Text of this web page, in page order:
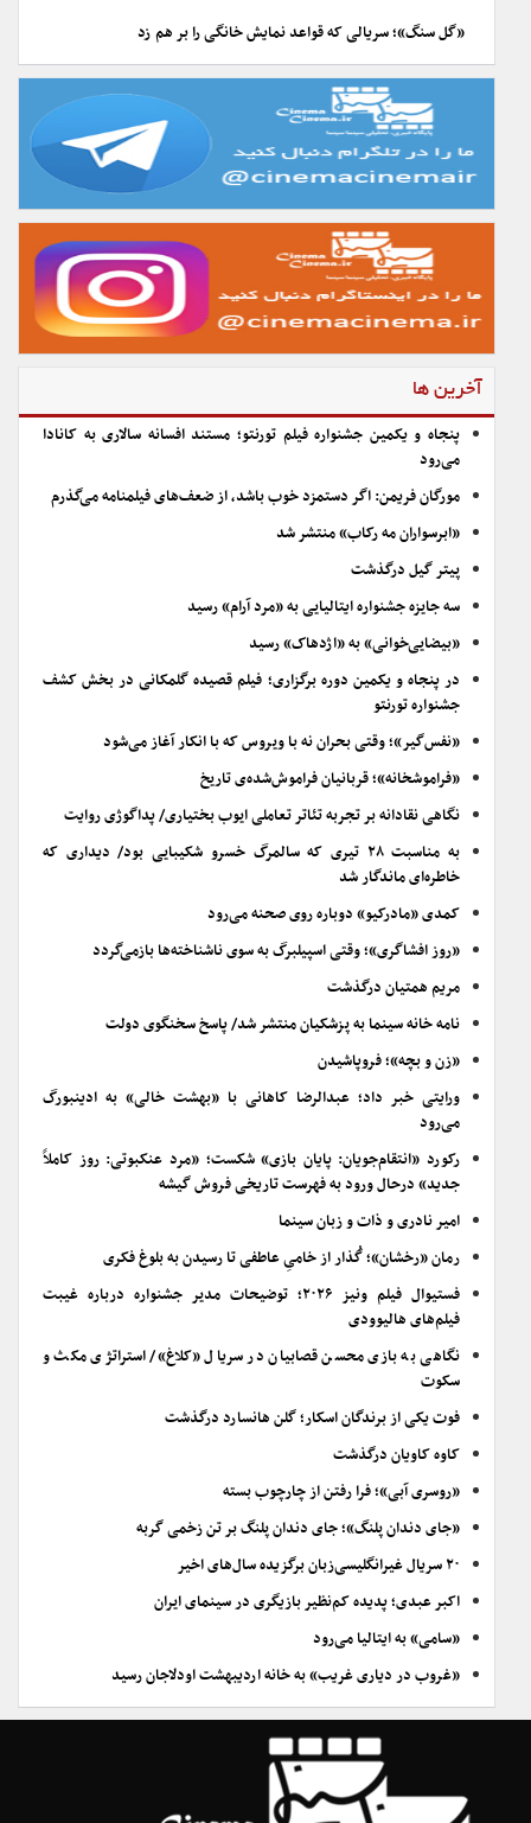
«گل سنگ»؛ سریالی که قواعد نمایش خانگی را بر هم زد
آخرین ها
پنجاه و یکمین جشنواره فیلم تورنتو؛ مستند افسانه سالاری به کانادا
می‌رود
مورگان فریمن: اگر دستمزد خوب باشد، از ضعف‌های فیلمنامه می‌گذرم
«ابرسواران مه رکاب» منتشر شد
پیتر گیل درگذشت
سه جایزه جشنواره ایتالیایی به «مرد آرام» رسید
«بیضایی‌خوانی» به «اژدهاک» رسید
در پنجاه و یکمین دوره برگزاری؛ فیلم قصیده گلمکانی در بخش کشف
جشنواره تورنتو
«نفس‌گیر»؛ وقتی بحران نه با ویروس که با انکار آغاز می‌شود
«فراموشخانه»؛ قربانیان فراموش‌شده‌ی تاریخ
نگاهی نقادانه بر تجربه تئاتر تعاملی ایوب بختیاری/ پداگوژی روایت
به مناسبت ۲۸ تیری که سالمرگ خسرو شکیبایی بود/ دیداری که
خاطره‌ای ماندگار شد
کمدی «مادرکیو» دوباره روی صحنه می‌رود
«روز افشاگری»؛ وقتی اسپیلبرگ به سوی ناشناخته‌ها بازمی‌گردد
مریم همتیان درگذشت
نامه خانه سینما به پزشکیان منتشر شد/ پاسخ سخنگوی دولت
«زن و بچه»؛ فروپاشیدن
ورایتی خبر داد؛ عبدالرضا کاهانی با «بهشت خالی» به ادینبورگ
می‌رود
رکورد «انتقام‌جویان: پایان بازی» شکست؛ «مرد عنکبوتی: روز کاملاً
جدید» درحال ورود به فهرست تاریخی فروش گیشه
امیر نادری و ذات و زبان سینما
رمان «رخشان»؛ گُذار از خامیِ عاطفی تا رسیدن به بلوغ فکری
فستیوال فیلم ونیز ۲۰۲۶؛ توضیحات مدیر جشنواره درباره غیبت
فیلم‌های هالیوودی
نگاهی به بازی محسن قصابیان در سریال «کلاغ»/ استراتژی مکث و
سکوت
فوت یکی از برندگان اسکار؛ گلن هانسارد درگذشت
کاوه کاویان درگذشت
«روسری آبی»؛ فرا رفتن از چارچوب بسته
«جای دندان پلنگ»؛ جای دندان پلنگ بر تن زخمی گربه
۲۰ سریال غیرانگلیسی‌زبان برگزیده سال‌های اخیر
اکبر عبدی؛ پدیده کم‌نظیر بازیگری در سینمای ایران
«سامی» به ایتالیا می‌رود
«غروب در دیاری غریب» به خانه اردیبهشت اودلاجان رسید